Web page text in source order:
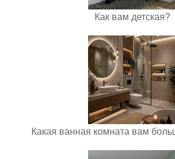
Как вам детская?
Какая ванная комната вам